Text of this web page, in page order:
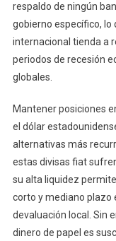
respaldo de ningún
gobierno específico,
internacional tienda a
periodos de recesión
globales.
Mantener posiciones
el dólar
alternativas más
estas divisas fiat
su alta liquidez
corto y mediano plazo
devaluación local. Sin
dinero de papel es